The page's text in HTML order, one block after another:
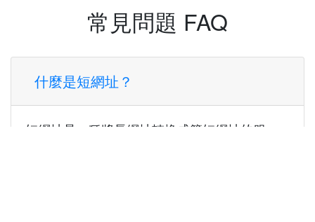
常見問題 FAQ
什麼是短網址？
短網址是一種將長網址轉換成簡短網址的服